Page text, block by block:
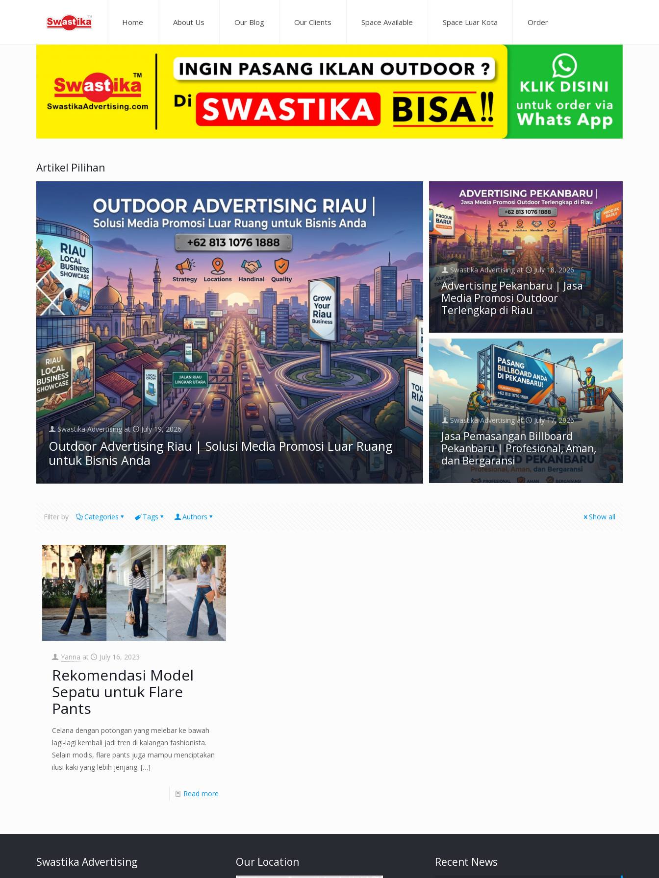
Home About Us Our Blog Our Clients Space Available Space Luar Kota Order
Artikel Pilihan
Swastika Advertising at July 19, 2026
Outdoor Advertising Riau | Solusi Media Promosi Luar Ruang
untuk Bisnis Anda
Swastika Advertising at July 18, 2026
Advertising Pekanbaru | Jasa
Media Promosi Outdoor
Terlengkap di Riau
Swastika Advertising at July 17, 2026
Jasa Pemasangan Billboard
Pekanbaru | Profesional, Aman,
dan Bergaransi
Filter by Categories Tags Authors Show all
Yanna at July 16, 2023
Rekomendasi Model
Sepatu untuk Flare
Pants
Celana dengan potongan yang melebar ke bawah
lagi-lagi kembali jadi tren di kalangan fashionista.
Selain modis, flare pants juga mampu menciptakan
ilusi kaki yang lebih jenjang. […]
Read more
Swastika Advertising Our Location Recent News